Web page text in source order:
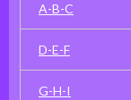
A-B-C
D-E-F
G-H-I